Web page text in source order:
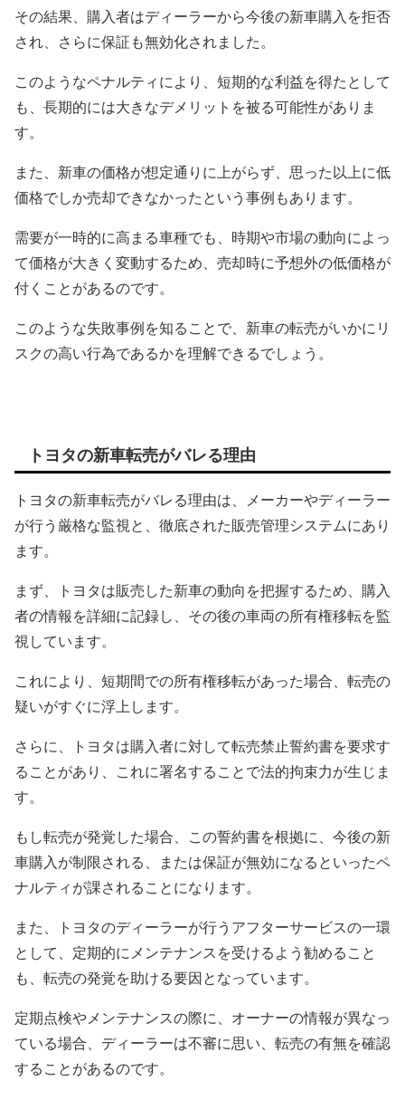
その結果、購入者はディーラーから今後の新車購入を拒否
され、さらに保証も無効化されました。
このようなペナルティにより、短期的な利益を得たとして
も、長期的には大きなデメリットを被る可能性がありま
す。
また、新車の価格が想定通りに上がらず、思った以上に低
価格でしか売却できなかったという事例もあります。
需要が一時的に高まる車種でも、時期や市場の動向によっ
て価格が大きく変動するため、売却時に予想外の低価格が
付くことがあるのです。
このような失敗事例を知ることで、新車の転売がいかにリ
スクの高い行為であるかを理解できるでしょう。
トヨタの新車転売がバレる理由
トヨタの新車転売がバレる理由は、メーカーやディーラー
が行う厳格な監視と、徹底された販売管理システムにあり
ます。
まず、トヨタは販売した新車の動向を把握するため、購入
者の情報を詳細に記録し、その後の車両の所有権移転を監
視しています。
これにより、短期間での所有権移転があった場合、転売の
疑いがすぐに浮上します。
さらに、トヨタは購入者に対して転売禁止誓約書を要求す
ることがあり、これに署名することで法的拘束力が生じま
す。
もし転売が発覚した場合、この誓約書を根拠に、今後の新
車購入が制限される、または保証が無効になるといったペ
ナルティが課されることになります。
また、トヨタのディーラーが行うアフターサービスの一環
として、定期的にメンテナンスを受けるよう勧めること
も、転売の発覚を助ける要因となっています。
定期点検やメンテナンスの際に、オーナーの情報が異なっ
ている場合、ディーラーは不審に思い、転売の有無を確認
することがあるのです。